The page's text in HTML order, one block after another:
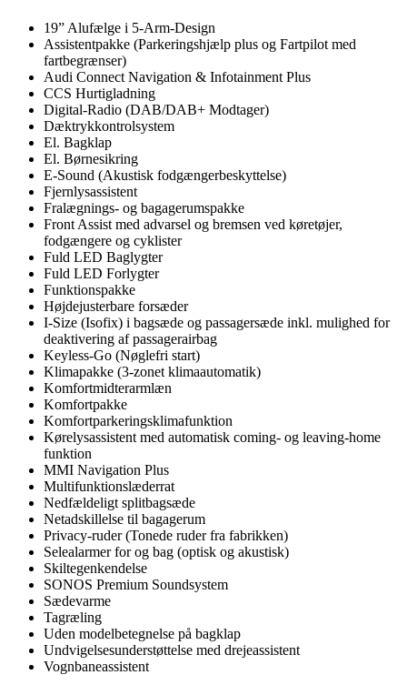
19” Alufælge i 5-Arm-Design
Assistentpakke (Parkeringshjælp plus og Fartpilot med
fartbegrænser)
Audi Connect Navigation & Infotainment Plus
CCS Hurtigladning
Digital-Radio (DAB/DAB+ Modtager)
Dæktrykkontrolsystem
El. Bagklap
El. Børnesikring
E-Sound (Akustisk fodgængerbeskyttelse)
Fjernlysassistent
Fralægnings- og bagagerumspakke
Front Assist med advarsel og bremsen ved køretøjer,
fodgængere og cyklister
Fuld LED Baglygter
Fuld LED Forlygter
Funktionspakke
Højdejusterbare forsæder
I-Size (Isofix) i bagsæde og passagersæde inkl. mulighed for
deaktivering af passagerairbag
Keyless-Go (Nøglefri start)
Klimapakke (3-zonet klimaautomatik)
Komfortmidterarmlæn
Komfortpakke
Komfortparkeringsklimafunktion
Kørelysassistent med automatisk coming- og leaving-home
funktion
MMI Navigation Plus
Multifunktionslæderrat
Nedfældeligt splitbagsæde
Netadskillelse til bagagerum
Privacy-ruder (Tonede ruder fra fabrikken)
Selealarmer for og bag (optisk og akustisk)
Skiltegenkendelse
SONOS Premium Soundsystem
Sædevarme
Tagræling
Uden modelbetegnelse på bagklap
Undvigelsesunderstøttelse med drejeassistent
Vognbaneassistent